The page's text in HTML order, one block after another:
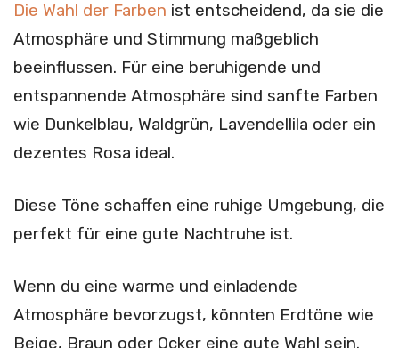
Die Wahl der Farben ist entscheidend, da sie die
Atmosphäre und Stimmung maßgeblich
beeinflussen. Für eine beruhigende und
entspannende Atmosphäre sind sanfte Farben
wie Dunkelblau, Waldgrün, Lavendellila oder ein
dezentes Rosa ideal.
Diese Töne schaffen eine ruhige Umgebung, die
perfekt für eine gute Nachtruhe ist.
Wenn du eine warme und einladende
Atmosphäre bevorzugst, könnten Erdtöne wie
Beige, Braun oder Ocker eine gute Wahl sein.